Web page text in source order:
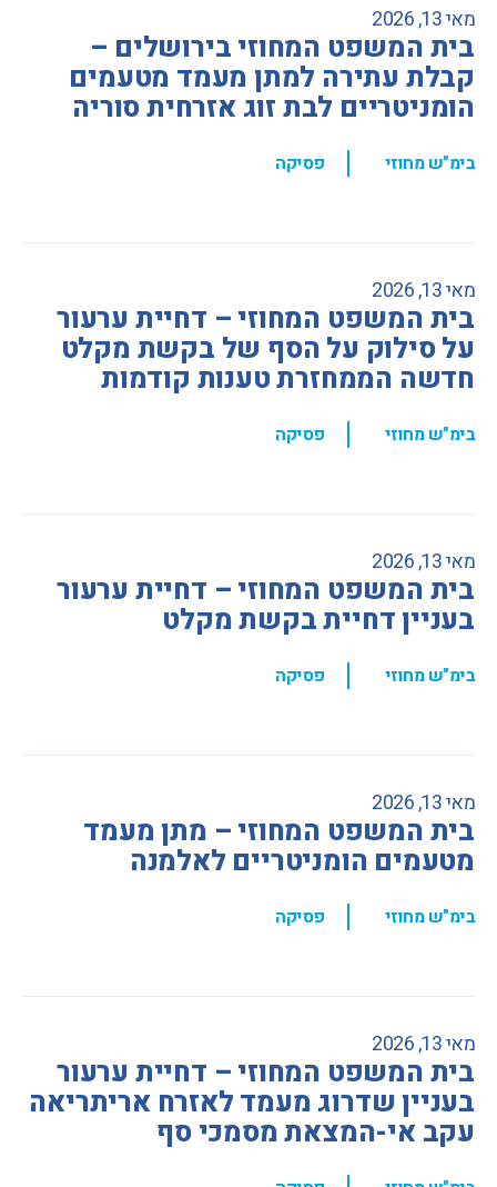
מאי 13, 2026
בית המשפט המחוזי בירושלים –
קבלת עתירה למתן מעמד מטעמים
הומניטריים לבת זוג אזרחית סוריה
בימ"ש מחוזי , פסיקה
מאי 13, 2026
בית המשפט המחוזי – דחיית ערעור
על סילוק על הסף של בקשת מקלט
חדשה הממחזרת טענות קודמות
בימ"ש מחוזי , פסיקה
מאי 13, 2026
בית המשפט המחוזי – דחיית ערעור
בעניין דחיית בקשת מקלט
בימ"ש מחוזי , פסיקה
מאי 13, 2026
בית המשפט המחוזי – מתן מעמד
מטעמים הומניטריים לאלמנה
בימ"ש מחוזי , פסיקה
מאי 13, 2026
בית המשפט המחוזי – דחיית ערעור
בעניין שדרוג מעמד לאזרח אריתריאה
עקב אי-המצאת מסמכי סף